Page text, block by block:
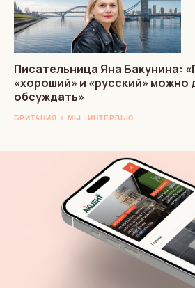
Писательница Яна Бакунина:
«хороший» и «русский» можно
обсуждать»
БРИТАНИЯ + МЫ ИНТЕРВЬЮ